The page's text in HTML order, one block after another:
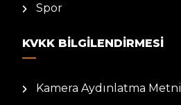
Spor
KVKK BILGILENDIRMESI
Kamera Aydınlatma Metni